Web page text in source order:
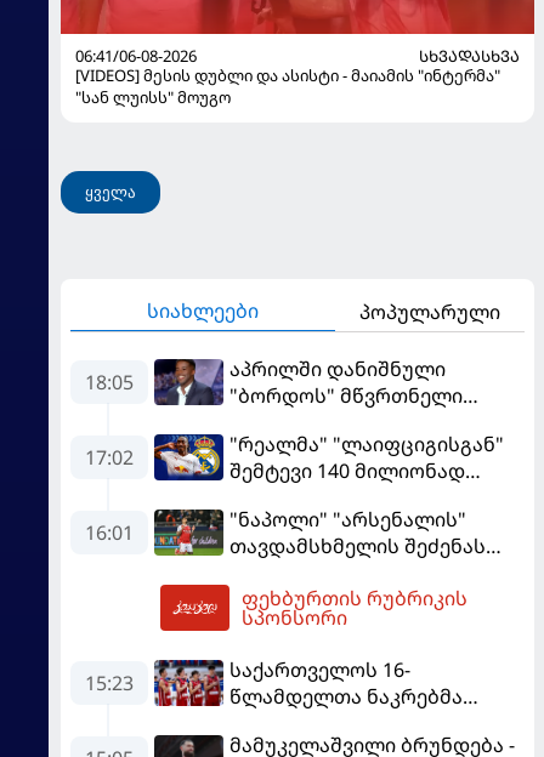
06:41/06-08-2026
ᲡᲮᲕᲐᲓᲐᲡᲮᲕᲐ
[VIDEOS] მესის დუბლი და ასისტი - მაიამის "ინტერმა"
"სან ლუისს" მოუგო
ყველა
სიახლეები პოპულარული
18:05
აპრილში დანიშნული
"ბორდოს" მწვრთნელი
17:02
"რეალმა" "ლაიფციგისგან"
შემტევი 140 მილიონად
16:01
"ნაპოლი" "არსენალის"
თავდამსხმელის შეძენას
ფეხბურთის რუბრიკის
სპონსორი
15:23
საქართველოს 16-
წლამდელთა ნაკრებმა
მარცხით გახსნა
მამუკელაშვილი ბრუნდება -